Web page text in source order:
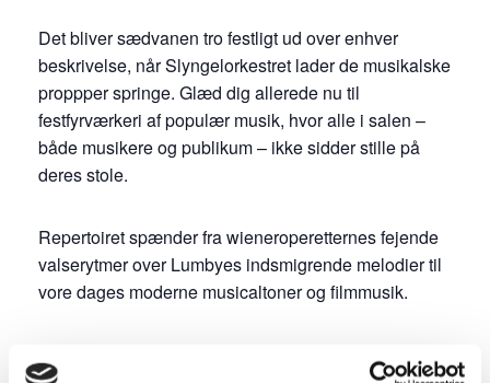
Det bliver sædvanen tro festligt ud over enhver
beskrivelse, når Slyngelorkestret lader de musikalske
proppper springe. Glæd dig allerede nu til
festfyrværkeri af populær musik, hvor alle i salen –
både musikere og publikum – ikke sidder stille på
deres stole.
Repertoiret spænder fra wieneroperetternes fejende
valserytmer over Lumbyes indsmigrende melodier til
vore dages moderne musicaltoner og filmmusik.